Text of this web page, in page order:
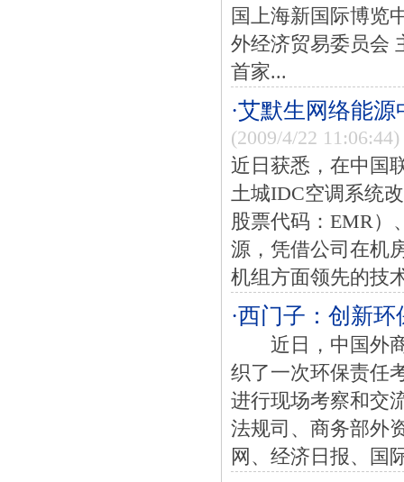
国上海新国际博览
外经济贸易委员会
首家...
·艾默生网络能
(2009/4/22 11:06:44)
近日获悉，在中国
土城IDC空调系统
股票代码：EMR）
源，凭借公司在机
机组方面领先的技
·西门子：创新
近日，中国外商
织了一次环保责任
进行现场考察和交
法规司、商务部外
网、经济日报、国